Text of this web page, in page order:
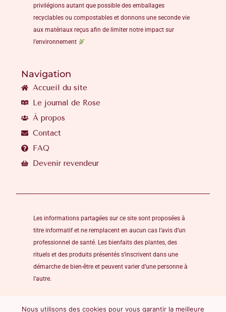
privilégions autant que possible des emballages
recyclables ou compostables et donnons une seconde vie
aux matériaux reçus afin de limiter notre impact sur
l’environnement
Navigation
Accueil du site
Le journal de Rose
À propos
Contact
FAQ
Devenir revendeur
Les informations partagées sur ce site sont proposées à
titre informatif et ne remplacent en aucun cas l’avis d’un
professionnel de santé. Les bienfaits des plantes, des
rituels et des produits présentés s’inscrivent dans une
démarche de bien-être et peuvent varier d’une personne à
l’autre.
Nous utilisons des cookies pour vous garantir la meilleure